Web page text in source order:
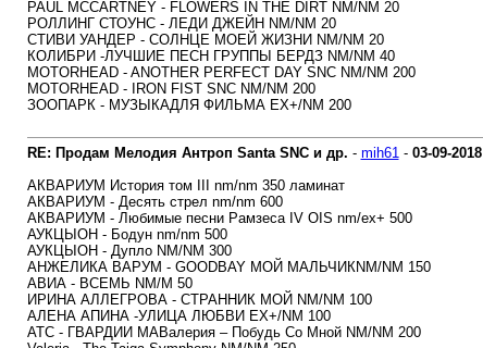
PAUL MCCARTNEY - FLOWERS IN THE DIRT NM/NM 20
РОЛЛИНГ СТОУНС - ЛЕДИ ДЖЕЙН NM/NM 20
СТИВИ УАНДЕР - СОЛНЦЕ МОЕЙ ЖИЗНИ NM/NM 20
КОЛИБРИ -ЛУЧШИЕ ПЕСН ГРУППЫ БЕРДЗ NM/NM 40
MOTORHEAD - ANOTHER PERFECT DAY SNC NM/NM 200
MOTORHEAD - IRON FIST SNC NM/NM 200
ЗООПАРК - МУЗЫКАДЛЯ ФИЛЬМА EX+/NM 200
RE: Продам Мелодия Антроп Santa SNC и др. - mih61- 03-09-2018
АКВАРИУМ История том III nm/nm 350 ламинат
АКВАРИУМ - Десять стрел nm/nm 600
АКВАРИУМ - Любимые песни Рамзеса IV OIS nm/ex+ 500
АУКЦЫОН - Бодун nm/nm 500
АУКЦЫОН - Дупло NM/NM 300
АНЖЕЛИКА ВАРУМ - GOODBAY МОЙ МАЛЬЧИКNM/NM 150
АВИА - ВСЕМЬ NM/M 50
ИРИНА АЛЛЕГРОВА - СТРАННИК МОЙ NM/NM 100
АЛЕНА АПИНА -УЛИЦА ЛЮБВИ EX+/NM 100
АТС - ГВАРДИИ МАВалерия ‎– Побудь Со Мной NM/NM 200